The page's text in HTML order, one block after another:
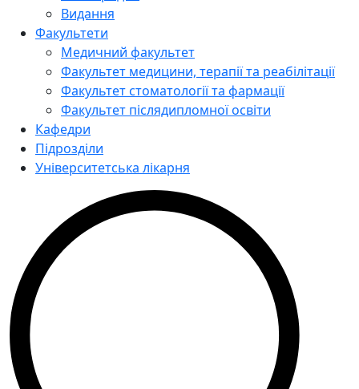
Видання
Факультети
Медичний факультет
Факультет медицини, терапії та реабілітації
Факультет стоматології та фармації
Факультет післядипломної освіти
Кафедри
Підрозділи
Університетська лікарня